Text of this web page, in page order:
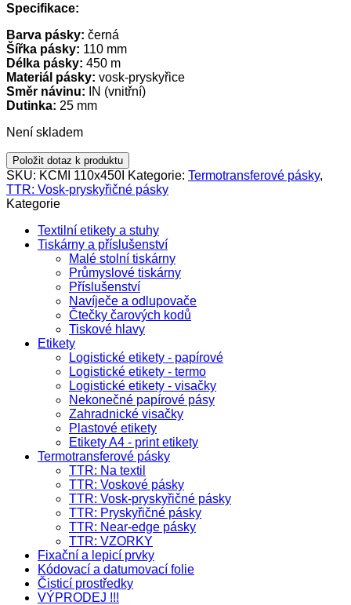
Specifikace:
Barva pásky: černá
Šířka pásky: 110 mm
Délka pásky: 450 m
Materiál pásky: vosk-pryskyřice
Směr návinu: IN (vnitřní)
Dutinka: 25 mm
Není skladem
Položit dotaz k produktu
SKU: KCMI 110x450I Kategorie: Termotransferové pásky,
TTR: Vosk-pryskyřičné pásky
Kategorie
Textilní etikety a stuhy
Tiskárny a příslušenství
Malé stolní tiskárny
Průmyslové tiskárny
Příslušenství
Navíječe a odlupovače
Čtečky čarových kodů
Tiskové hlavy
Etikety
Logistické etikety - papírové
Logistické etikety - termo
Logistické etikety - visačky
Nekonečné papírové pásy
Zahradnické visačky
Plastové etikety
Etikety A4 - print etikety
Termotransferové pásky
TTR: Na textil
TTR: Voskové pásky
TTR: Vosk-pryskyřičné pásky
TTR: Pryskyřičné pásky
TTR: Near-edge pásky
TTR: VZORKY
Fixační a lepicí prvky
Kódovací a datumovací folie
Čisticí prostředky
VÝPRODEJ !!!